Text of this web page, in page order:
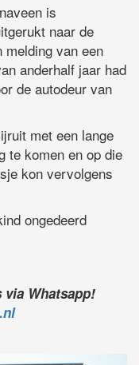
is
naar de
melding van een
anderhalf jaar had
de autodeur van
met een lange
te komen en op die
kon vervolgens
ongedeerd
via Whatsapp!